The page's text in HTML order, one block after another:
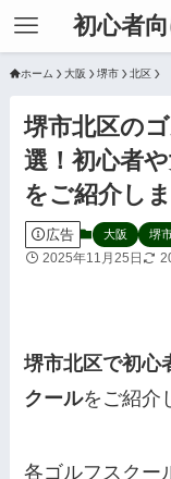
初心者
ホーム 大阪 堺市 北区
堺市北区の
選！初心者
をご紹介し
広告 大阪 堺
2025年11月25日
堺市北区で初心
クールをご紹介
各ゴルフスクー